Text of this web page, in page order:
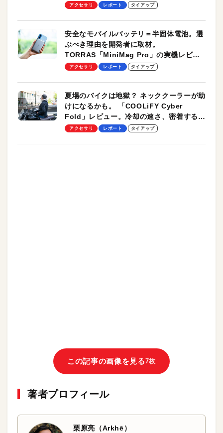
のモバイルユースに最適！
アクセサリ レポート タイアップ
安全なモバイルバッテリ＝半固体電池。選
ぶべき理由を開発者に取材。
TORRAS「MiniMag Pro」の実機レビュ
ーも
アクセサリ レポート タイアップ
夏場のバイクは地獄？ ネッククーラーが助
けになるかも。 「COOLiFY Cyber
Fold」レビュー。冷却の速さ、密着する冷
却プレート、シンプルな操作性がグッド！
アクセサリ レポート タイアップ
この記事の画像を見る7枚
著者プロフィール
栗原亮（Arkhē）